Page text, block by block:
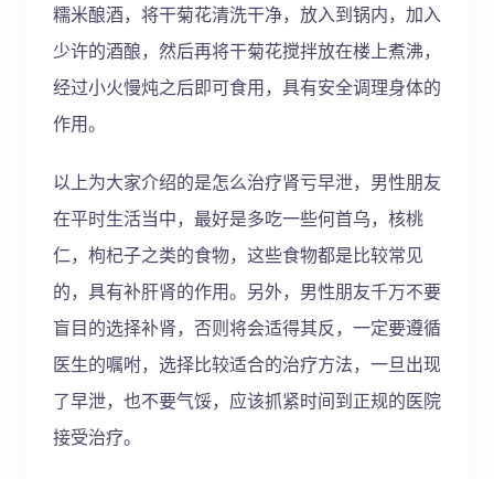
糯米酿酒，将干菊花清洗干净，放入到锅内，加入
少许的酒酿，然后再将干菊花搅拌放在楼上煮沸，
经过小火慢炖之后即可食用，具有安全调理身体的
作用。
以上为大家介绍的是怎么治疗肾亏早泄，男性朋友
在平时生活当中，最好是多吃一些何首乌，核桃
仁，枸杞子之类的食物，这些食物都是比较常见
的，具有补肝肾的作用。另外，男性朋友千万不要
盲目的选择补肾，否则将会适得其反，一定要遵循
医生的嘱咐，选择比较适合的治疗方法，一旦出现
了早泄，也不要气馁，应该抓紧时间到正规的医院
接受治疗。